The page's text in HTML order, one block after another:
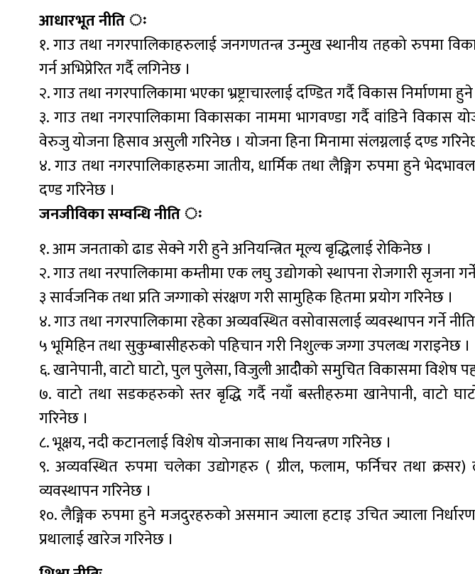
आधारभूत नीति ः
१. गाउ तथा नगरपालिकाहरुलाई जनगणतन्त्र उन्मुख स्थानीय तहको रुपमा
गर्न अभिप्रेरित गर्दै लगिनेछ ।
२. गाउ तथा नगरपालिकामा भएका भ्रष्ट्राचारलाई दण्डित गर्दै विकास निर्माणमा हुने
३. गाउ तथा नगरपालिकामा विकासका नाममा भागवण्डा गर्दै वांडिने विकास
वेरुजु योजना हिसाव असुली गरिनेछ । योजना हिना मिनामा संलग्नलाई दण्ड
४. गाउ तथा नगरपालिकाहरुमा जातीय, धार्मिक तथा लैङ्गिग रुपमा हुने
दण्ड गरिनेछ ।
जनजीविका सम्वन्धि नीति ः
१. आम जनताको ढाड सेक्ने गरी हुने अनियन्त्रित मूल्य बृद्धिलाई रोकिनेछ ।
२. गाउ तथा नरपालिकामा कम्तीमा एक लघु उद्योगको स्थापना रोजगारी सृजना
३ सार्वजनिक तथा प्रति जग्गाको संरक्षण गरी सामुहिक हितमा प्रयोग गरिनेछ ।
४. गाउ तथा नगरपालिकामा रहेका अव्यवस्थित वसोवासलाई व्यवस्थापन गर्ने
५ भूमिहिन तथा सुकुम्बासीहरुको पहिचान गरी निशुल्क जग्गा उपलव्ध गराइनेछ ।
६. खानेपानी, वाटो घाटो, पुल पुलेसा, विजुली आदीेको समुचित विकासमा विशेष
७. वाटो तथा सडकहरुको स्तर बृद्धि गर्दै नयाँ बस्तीहरुमा खानेपानी, वाटो
गरिनेछ ।
८. भूक्षय, नदी कटानलाई विशेष योजनाका साथ नियन्त्रण गरिनेछ ।
९. अव्यवस्थित रुपमा चलेका उद्योगहरु ( ग्रील, फलाम, फर्निचर तथा
व्यवस्थापन गरिनेछ ।
१०. लैङ्गिक रुपमा हुने मजदुरहरुको असमान ज्याला हटाइ उचित ज्याला
प्रथालाई खारेज गरिनेछ ।